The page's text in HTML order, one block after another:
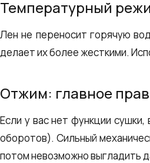
Температурный
Лен не переносит горячую
делает их более жесткими.
Отжим: главное
Если у вас нет функции
оборотов). Сильный
потом невозможно выгладить